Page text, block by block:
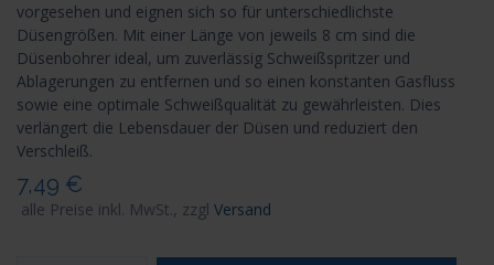
vorgesehen und eignen sich so für unterschiedlichste
Düsengrößen. Mit einer Länge von jeweils 8 cm sind die
Düsenbohrer ideal, um zuverlässig Schweißspritzer und
Ablagerungen zu entfernen und so einen konstanten Gasfluss
sowie eine optimale Schweißqualität zu gewährleisten. Dies
verlängert die Lebensdauer der Düsen und reduziert den
Verschleiß.
7,49 €
alle Preise inkl. MwSt., zzgl Versand